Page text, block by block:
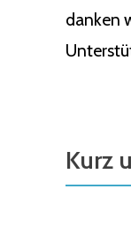
danken
Kurz